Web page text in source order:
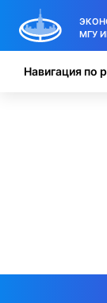
МГУ
Навигация по